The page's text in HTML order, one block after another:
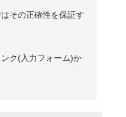
その正確性を保証す
ク(入力フォーム)か